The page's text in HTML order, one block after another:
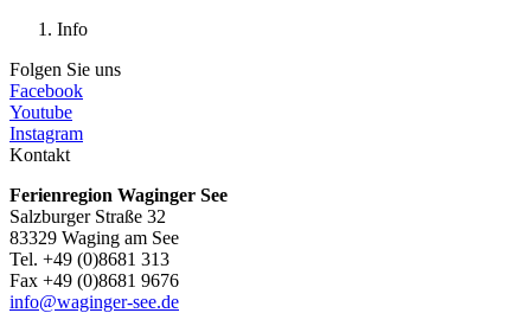
Info
Folgen Sie uns
Facebook
Youtube
Instagram
Kontakt
Ferienregion Waginger See
Salzburger Straße 32
83329 Waging am See
Tel. +49 (0)8681 313
Fax +49 (0)8681 9676
info@waginger-see.de